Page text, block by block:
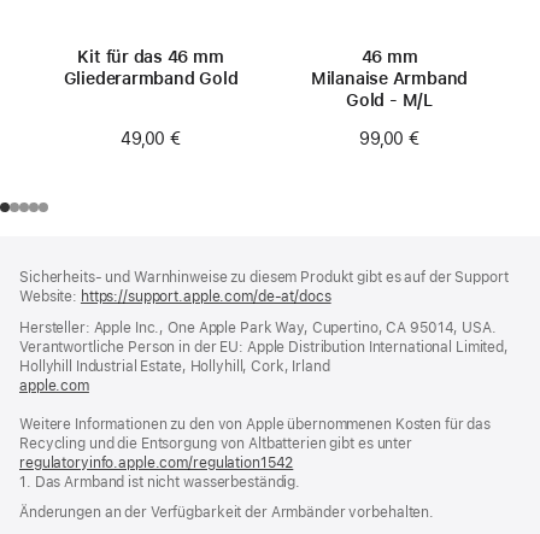
Kit für das 46 mm
Gliederarmband Gold
49,00 €
46 mm
Milanaise Armband
Gold - M/L
99,00 €
Sicherheits- und Warnhinweise zu diesem Produkt gibt es auf der Support
Website: https://support.apple.com/de-at/docs(öffnet
neues
Fenster)
Hersteller: Apple Inc., One Apple Park Way, Cupertino, CA 95014, USA.
Verantwortliche Person in der EU: Apple Distribution International Limited,
Hollyhill Industrial Estate, Hollyhill, Cork, Irland
apple.com(öffnet
neues
Fenster)
Weitere Informationen zu den von Apple übernommenen Kosten für das
Recycling und die Entsorgung von Altbatterien gibt es unter
regulatoryinfo.apple.com/regulation1542
ein
neues
Fenster)
1. Das Armband ist nicht wasserbeständig.
Änderungen an der Verfügbarkeit der Armbänder vorbehalten.